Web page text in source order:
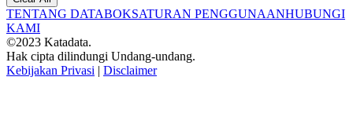
TENTANG DATABOKSATURAN PENGGUNAANHUBUNGI
KAMI
©2023 Katadata.
Hak cipta dilindungi Undang-undang.
Kebijakan Privasi | Disclaimer